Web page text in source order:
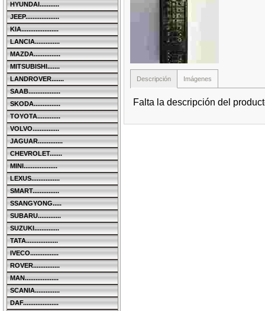
HYUNDAI...........
JEEP...................
KIA.....................
LANCIA..............
MAZDA...............
MITSUBISHI.......
LANDROVER.......
SAAB..................
SKODA...............
TOYOTA.............
VOLVO...............
JAGUAR..............
CHEVROLET.......
MINI...................
LEXUS................
SMART...............
SSANGYONG.....
SUBARU.............
SUZUKI..............
TATA..................
IVECO................
ROVER...............
MAN...................
SCANIA..............
DAF....................
Descripción Imágenes
Falta la descripción del